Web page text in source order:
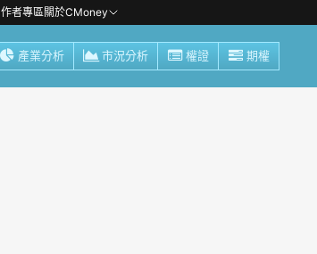
作者專區關於CMoney
產業分析 市況分析 權證 期權